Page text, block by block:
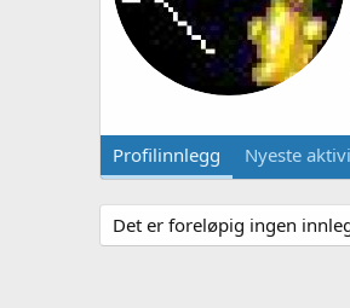
Profilinnlegg Nyeste
Det er foreløpig ingen